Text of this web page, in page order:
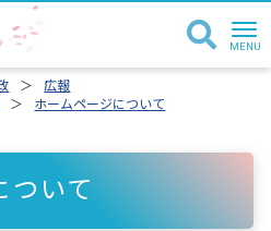
広報
ホームページについて
ついて